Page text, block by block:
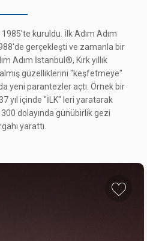
kuruldu. İlk Adım Adım
gerçekleşti ve zamanla bir
Adım İstanbul®, Kırk yıllık
güzelliklerini "keşfetmeye"
yeni parantezler açtı. Örnek bir
yıl içinde "İLK" leri yaratarak
dolayında günübirlik gezi
yarattı.
FENER-BALAT-